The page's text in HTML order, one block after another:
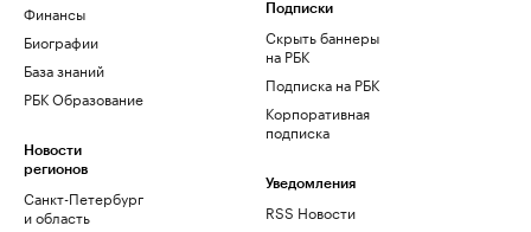
Финансы
Биографии
База знаний
РБК Образование
Новости
регионов
Санкт-Петербург
и область
Подписки
Скрыть баннеры
на РБК
Подписка на РБК
Корпоративная
подписка
Уведомления
RSS Новости